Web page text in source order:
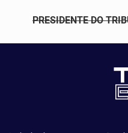
PRESIDENTE DO